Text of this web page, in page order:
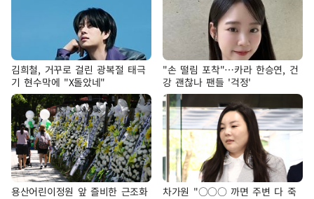
김희철, 거꾸로 걸린 광복절 태극
기 현수막에 "X돌았네"
"손 떨림 포착"…카라 한승연, 건
강 괜찮나 팬들 '걱정'
용산어린이정원 앞 즐비한 근조화
차가원 "○○○ 까면 주변 다 죽